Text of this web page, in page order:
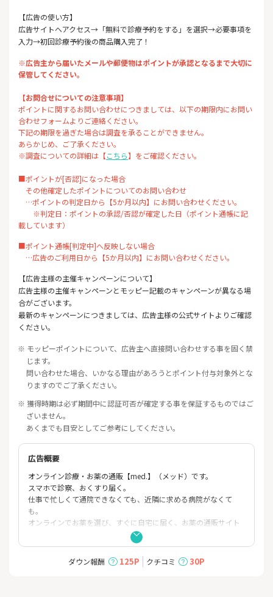
【広告の使い方】
広告サイトへアクセス→「無料で診療予約をする」を選択→必要事項を
入力→初回診療予約後の商品購入完了！
※広告主から届いたメールや郵便物はポイントが承認となるまで大切に
保管してください。
【お問合せについての注意事項】
ポイントに関するお問い合わせにつきましては、以下の期限内にお問い
合わせフォームよりご連絡ください。
下記の期限を過ぎた場合は調査を承ることができません。
あらかじめ、ご了承ください。
※調査についての詳細は【こちら】をご確認ください。
■ポイントが[否認]になった場合
その他確定したポイントについてのお問い合わせ
…ポイントの判定日から【5か月以内】にお問い合わせください。
※判定日：ポイントの承認/否認が確定した日（ポイント通帳に記
載しています）
■ポイント通帳[判定中]へ反映しない場合
…広告のご利用日から【5か月以内】にお問い合わせください。
【広告主様の主催キャンペーンについて】
広告主様の主催キャンペーンとモッピー記載のキャンペーンが異なる場
合がございます。
最新のキャンペーンにつきましては、広告主様の公式サイトよりご確認
ください。
※ モッピーポイントについて、広告主へ直接問い合わせする事を固く禁
じます。
問い合わせた場合、いかなる理由があろうとポイント付与対象外とな
りますのでご了承ください。
※ 獲得時期は必ず期間中に認証可否が確定する事を保証するものではご
ざいません。
あくまでも目安としてご参考にしてください。
広告概要
オンライン診療・お薬の通販【med.】（メッド）です。
スマホで診察、おくすり届く。
仕事で忙しくて通院できなくても、近隣に求める病院がなくて
も。
オンラインでお薬を選び、すぐに自宅に届く、お薬の通販サイト
①通院よりも、手軽でお得
通院すれば通常かかる診察料や、交通費。移動時間や、気になる
ダウン報酬 125P クチコミ 30P